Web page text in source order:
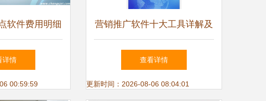
软件费用明细
务全解析
详情
00:59:59
营销推广软件十大工具详解及
技术研发与推广服务趋势
查看详情
更新时间：2026-08-06 08:04:01